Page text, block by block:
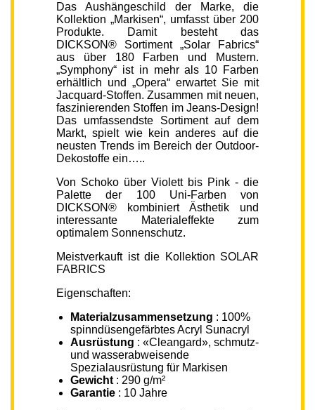
Das Aushängeschild der Marke, die
Kollektion „Markisen“, umfasst über 200
Produkte. Damit besteht das
DICKSON® Sortiment „Solar Fabrics“
aus über 180 Farben und Mustern.
„Symphony“ ist in mehr als 10 Farben
erhältlich und „Opera“ erwartet Sie mit
Jacquard-Stoffen. Zusammen mit neuen,
faszinierenden Stoffen im Jeans-Design!
Das umfassendste Sortiment auf dem
Markt, spielt wie kein anderes auf die
neusten Trends im Bereich der Outdoor-
Dekostoffe ein…..
Von Schoko über Violett bis Pink - die
Palette der 100 Uni-Farben von
DICKSON® kombiniert Ästhetik und
interessante Materialeffekte zum
optimalem Sonnenschutz.
Meistverkauft ist die Kollektion SOLAR
FABRICS
Eigenschaften:
Materialzusammensetzung : 100%
spinndüsengefärbtes Acryl Sunacryl
Ausrüstung : «Cleangard», schmutz-
und wasserabweisende
Spezialausrüstung für Markisen
Gewicht : 290 g/m²
Garantie : 10 Jahre